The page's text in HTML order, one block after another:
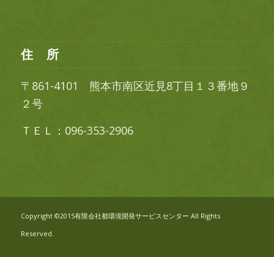
住 所
〒861-4101 熊本市南区近見8丁目１３番地９
２号
ＴＥＬ：096-353-2906
Copyright ©2015有限会社都環境開発サービスセンター All Rights
Reserved.